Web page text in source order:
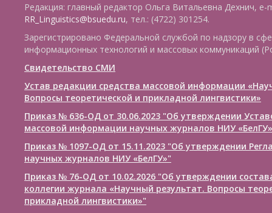
Редакция: главный редактор Ольга Витальевна Дехнич, e-
RR_Linguistics@bsuedu.ru, тел.: (4722) 301254.
Зарегистрировано Федеральной службой по надзору в
информационных технологий и массовых коммуникаций
Свидетельство СМИ
Устав редакции средства массовой информации
Вопросы теоретической и прикладной лингвистики»
Приказ № 636-ОД от 30.06.2023 "Об утверждении
массовой информации научных журналов НИУ «БелГУ»
Приказ № 1097-ОД от 15.11.2023 "Об утверждении
научных журналов НИУ «БелГУ»"
Приказ № 76-ОД от 10.02.2026 "Об утверждении
коллегии журнала «Научный результат. Вопросы
прикладной лингвистики»"